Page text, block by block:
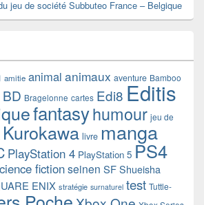
jeu de société Subbuteo France – Belgique
amitie animal animaux aventure Bamboo
BD Bragelonne cartes Edi8 Editis
fantasyhumour jeu de
Kurokawa livre manga
PlayStation 4 PlayStation 5 PS4
fictionseinen SF Shueisha
ENIX stratégie surnaturel test Tuttle-